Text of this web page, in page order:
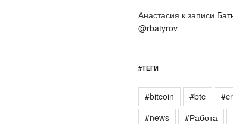
Анастасия к записи
@rbatyrov
#ТЕГИ
#bitcoin #btc
#news
#Работа